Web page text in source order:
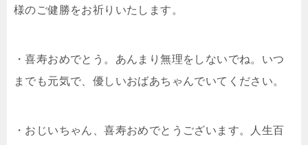
様のご健勝をお祈りいたします。
・喜寿おめでとう。あんまり無理をしないでね。いつ
までも元気で、優しいおばあちゃんでいてください。
・おじいちゃん、喜寿おめでとうございます。人生百